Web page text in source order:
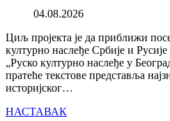
04.08.2026
Циљ пројекта је да приближи
културно наслеђе Србије и
„Руско културно наслеђе у
пратеће текстове представља
историјског…
НАСТАВАК